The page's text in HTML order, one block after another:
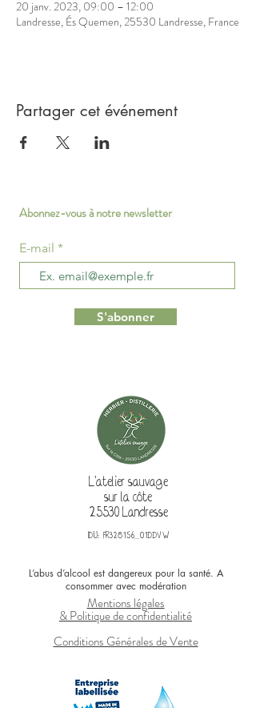
20 janv. 2023, 09:00 – 12:00
Landresse, És Quemen, 25530 Landresse, France
Partager cet événement
Abonnez-vous à notre newsletter
E-mail
S'abonner
L'atelier sauvage
sur la côte
25530 Landresse
IDU: FR328156_01DDVW
L’abus d’alcool est dangereux pour la santé. A
consommer avec modération
Mentions légales
& Politique de confidentialité
Conditions Générales de Vente